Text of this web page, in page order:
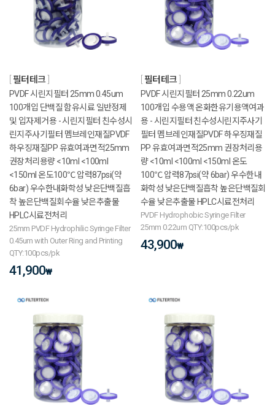
필터테크
PVDF 시린지필터 25mm 0.45um
100개입 단백질 함유시료 일반정제
및 입자제거용 - 시린지필터 친수성시
린지주사기필터 멤브레인재질PVDF
하우징재질PP 유효여과면적25mm
권장처리용량 <10ml <100ml
<150ml 온도100℃ 압력87psi(약
6bar) 우수한내화학성 낮은단백질흡
착 높은단백질회수율 낮은추출물
HPLC시료전처리
25mm PVDF Hydrophilic Syringe Filter
0.45um with Outer Ring and Printing
QTY:100pcs/pk
41,900₩
필터테크
PVDF 시린지필터 25mm 0.22um
100개입 수용액 온화한유기용액여과
용 - 시린지필터 친수성시린지주사기
필터 멤브레인재질PVDF 하우징재질
PP 유효여과면적25mm 권장처리용
량 <10ml <100ml <150ml 온도
100℃ 압력87psi(약 6bar) 우수한내
화학성 낮은단백질흡착 높은단백질회
수율 낮은추출물 HPLC시료전처리
PVDF Hydrophobic Syringe Filter
25mm 0.22um QTY:100pcs/pk
43,900₩